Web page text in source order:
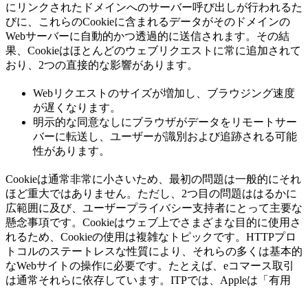
にリンクされたドメインへのサーバー呼び出しが行われるた
びに、これらのCookieに含まれるデータがそのドメインの
Webサーバーに自動的かつ透過的に送信されます。その結
果、Cookieはほとんどのウェブリクエストに常に追加されて
おり、2つの直接的な影響があります。
Webリクエストのサイズが増加し、ブラウジング速度
が遅くなります。
明示的な同意なしにブラウザがデータをリモートサー
バーに転送し、ユーザーが識別および追跡される可能
性があります。
Cookieは通常非常に小さいため、最初の問題は一般的にそれ
ほど重大ではありません。ただし、2つ目の問題ははるかに
広範囲に及び、ユーザープライバシー支持者にとって主要な
懸念事項です。Cookieはウェブ上でさまざまな目的に使用さ
れるため、Cookieの使用は複雑なトピックです。HTTPプロ
トコルのステートレスな性質により、それらの多くは基本的
なWebサイトの操作に必要です。たとえば、eコマース取引
は通常それらに依存しています。ITPでは、Appleは「有用